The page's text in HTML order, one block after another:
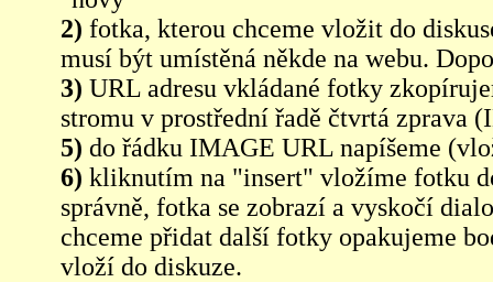
2) fotka, kterou chceme vložit do
musí být umístěná někde na webu.
3) URL adresu vkládané fotky
stromu v prostřední řadě čtvrtá zprava
5) do řádku IMAGE URL napíšeme
6) kliknutím na "insert" vložíme fotku
správně, fotka se zobrazí a vyskočí
chceme přidat další fotky opakujeme
vloží do diskuze.